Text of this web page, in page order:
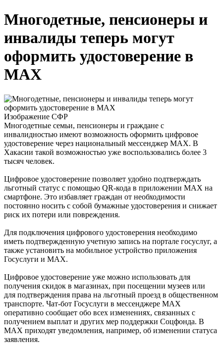
Многодетные, пенсионеры и
инвалиды теперь могут
оформить удостоверение в
MAX
Изображение СФР
Многодетные семьи, пенсионеры и граждане с
инвалидностью имеют возможность оформить цифровое
удостоверение через национальный мессенджер MAX. В
Хакасии такой возможностью уже воспользовались более 3
тысяч человек.
Цифровое удостоверение позволяет удобно подтверждать
льготный статус с помощью QR-кода в приложении MAX на
смартфоне. Это избавляет граждан от необходимости
постоянно носить с собой бумажные удостоверения и снижает
риск их потери или повреждения.
Для подключения цифрового удостоверения необходимо
иметь подтвержденную учетную запись на портале госуслуг, а
также установить на мобильное устройство приложения
Госуслуги и MAX.
Цифровое удостоверение уже можно использовать для
получения скидок в магазинах, при посещении музеев или
для подтверждения права на льготный проезд в общественном
транспорте. Чат-бот Госуслуги в мессенджере MAX
оперативно сообщает обо всех изменениях, связанных с
получением выплат и других мер поддержки Соцфонда. В
MAX приходят уведомления, например, об изменении статуса
заявления.